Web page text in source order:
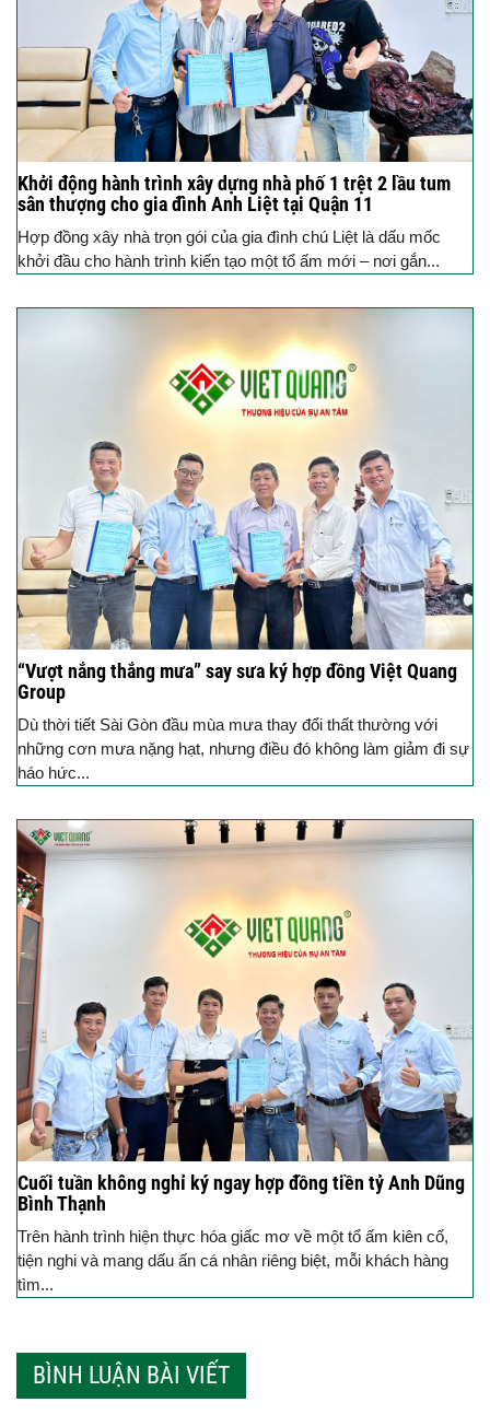
Khởi động hành trình xây dựng nhà phố 1 trệt 2 lầu tum
sân thượng cho gia đình Anh Liệt tại Quận 11
Hợp đồng xây nhà trọn gói của gia đình chú Liệt là dấu mốc
khởi đầu cho hành trình kiến tạo một tổ ấm mới – nơi gắn...
“Vượt nắng thắng mưa” say sưa ký hợp đồng Việt Quang
Group
Dù thời tiết Sài Gòn đầu mùa mưa thay đổi thất thường với
những cơn mưa nặng hạt, nhưng điều đó không làm giảm đi sự
háo hức...
Cuối tuần không nghỉ ký ngay hợp đồng tiền tỷ Anh Dũng
Bình Thạnh
Trên hành trình hiện thực hóa giấc mơ về một tổ ấm kiên cố,
tiện nghi và mang dấu ấn cá nhân riêng biệt, mỗi khách hàng
tìm...
BÌNH LUẬN BÀI VIẾT